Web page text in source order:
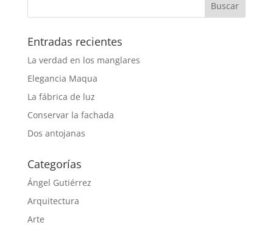
Entradas recientes
La verdad en los manglares
Elegancia Maqua
La fábrica de luz
Conservar la fachada
Dos antojanas
Categorías
Ángel Gutiérrez
Arquitectura
Arte